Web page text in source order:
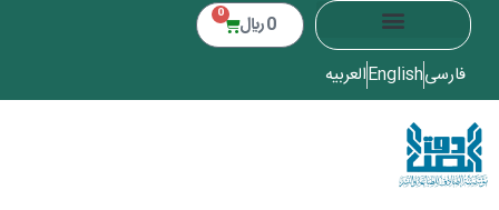
0 ﷼ 0
فارسیEnglishالعربیه